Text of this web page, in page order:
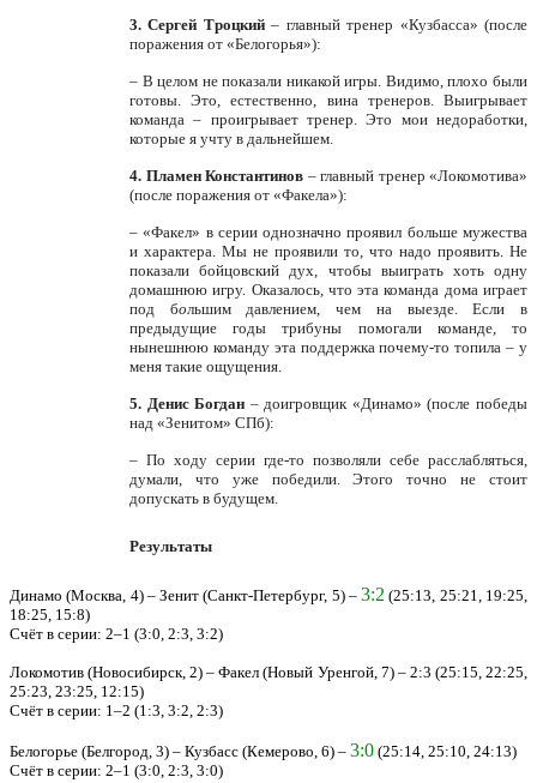
3. Сергей Троцкий– главный тренер «Кузбасса» (после
поражения от «Белогорья»):
– В целом не показали никакой игры. Видимо, плохо были
готовы. Это, естественно, вина тренеров. Выигрывает
команда – проигрывает тренер. Это мои недоработки,
которые я учту в дальнейшем.
4. Пламен Константинов – главный тренер «Локомотива»
(после поражения от «Факела»):
– «Факел» в серии однозначно проявил больше мужества
и характера. Мы не проявили то, что надо проявить. Не
показали бойцовский дух, чтобы выиграть хоть одну
домашнюю игру. Оказалось, что эта команда дома играет
под большим давлением, чем на выезде. Если в
предыдущие годы трибуны помогали команде, то
нынешнюю команду эта поддержка почему-то топила – у
меня такие ощущения.
5. Денис Богдан – доигровщик «Динамо» (после победы
над «Зенитом» СПб):
– По ходу серии где-то позволяли себе расслабляться,
думали, что уже победили. Этого точно не стоит
допускать в будущем.
Результаты
Динамо (Москва, 4) – Зенит (Санкт-Петербург, 5) –3:2 (25:13, 25:21, 19:25,
18:25, 15:8)
Счёт в серии: 2–1 (3:0, 2:3, 3:2)
Локомотив (Новосибирск, 2) – Факел (Новый Уренгой, 7) – 2:3 (25:15, 22:25,
25:23, 23:25, 12:15)
Счёт в серии: 1–2 (1:3, 3:2, 2:3)
Белогорье (Белгород, 3) – Кузбасс (Кемерово, 6) – 3:0 (25:14, 25:10, 24:13)
Счёт в серии: 2–1 (3:0, 2:3, 3:0)